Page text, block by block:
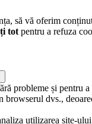
să vă oferim
tot pentru a refuza
probleme și pentru
browserul dvs.,
utilizarea site-